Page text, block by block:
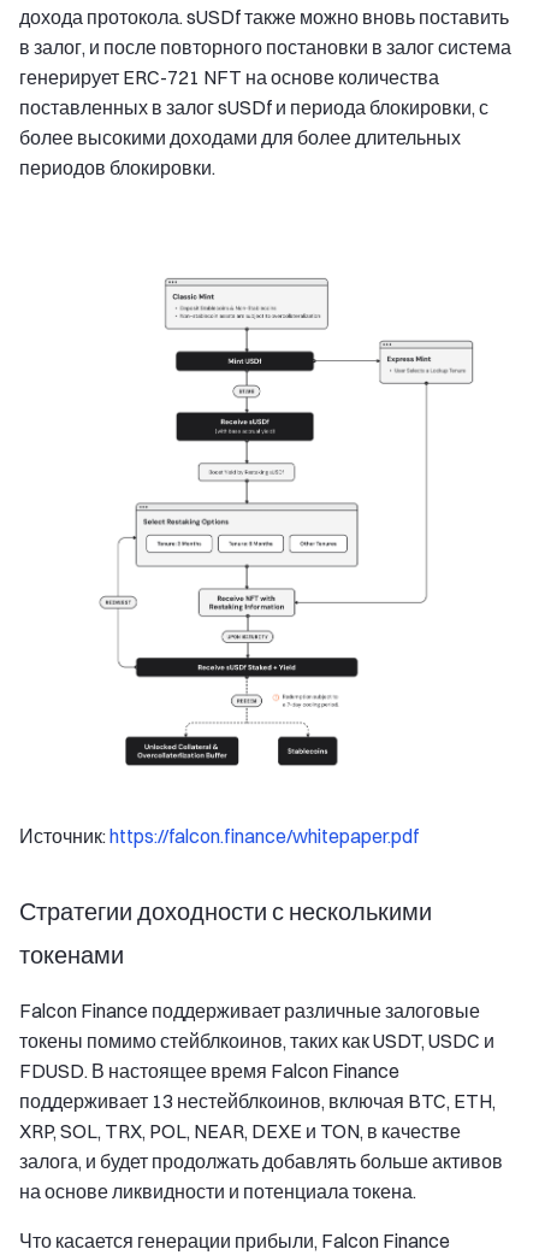
дохода протокола. sUSDf также можно вновь поставить
в залог, и после повторного постановки в залог система
генерирует ERC-721 NFT на основе количества
поставленных в залог sUSDf и периода блокировки, с
более высокими доходами для более длительных
периодов блокировки.
Источник:https://falcon.finance/whitepaper.pdf
Стратегии доходности с несколькими
токенами
Falcon Finance поддерживает различные залоговые
токены помимо стейблкоинов, таких как USDT, USDC и
FDUSD. В настоящее время Falcon Finance
поддерживает 13 нестейблкоинов, включая BTC, ETH,
XRP, SOL, TRX, POL, NEAR, DEXE и TON, в качестве
залога, и будет продолжать добавлять больше активов
на основе ликвидности и потенциала токена.
Что касается генерации прибыли, Falcon Finance